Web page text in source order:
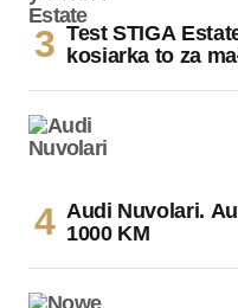
Test STIGA
kosiarka to za
Audi Nuvolari.
1000 KM